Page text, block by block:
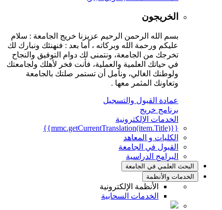
الخريجون
بسم الله الرحمن الرحيم عزيزنا خريج الجامعة : سلام
عليكم ورحمة الله وبركاته ، أما بعد : فنهنئك ونبارك لك
تخرجك من الجامعة، ونتمنى لك دوام التوفيق والنجاح
في حياتك العلمية والعملية، فأنت فخر لأهلك ولجامعتك
ولوطنك الغالي، ونأمل أن تستمر صلتك بالجامعة
وتعاونك المثمر معها .
عمادة القبول والتسجيل
برنامج خريج
الخدمات الإلكترونية
{{mmc.getCurrentTranslation(item.Title)}}
الكليات و المعاهد
القبول في الجامعة
البرامج الدراسية
البحث العلمي في الجامعة
الخدمات والأنظمة
الأنظمة الإلكترونية
الخدمات السحابية